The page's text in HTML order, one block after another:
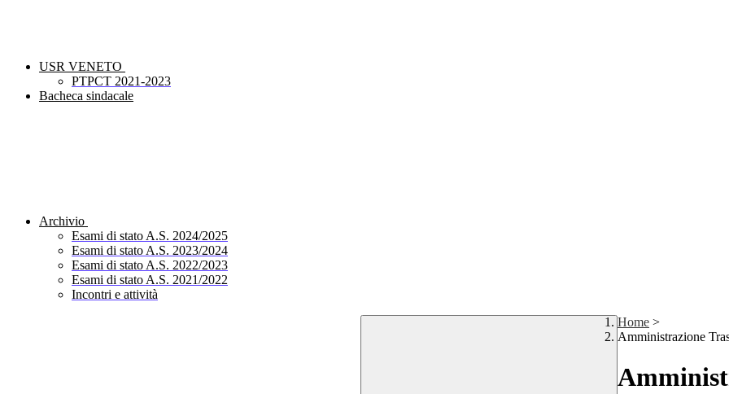
USR VENETO
PTPCT 2021-2023
Bacheca sindacale
Archivio
Esami di stato A.S. 2024/2025
Esami di stato A.S. 2023/2024
Esami di stato A.S. 2022/2023
Esami di stato A.S. 2021/2022
Incontri e attività
Home >
Amministrazione